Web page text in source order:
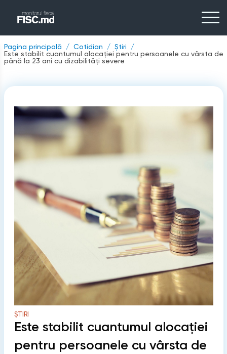
Pagina principală Cotidian
Știri
Este stabilit cuantumul alocaţiei pentru persoanele cu vârsta de
până la 23 ani cu dizabilităţi severe
ȘTIRI
Este stabilit cuantumul alocaţiei
pentru persoanele cu vârsta de